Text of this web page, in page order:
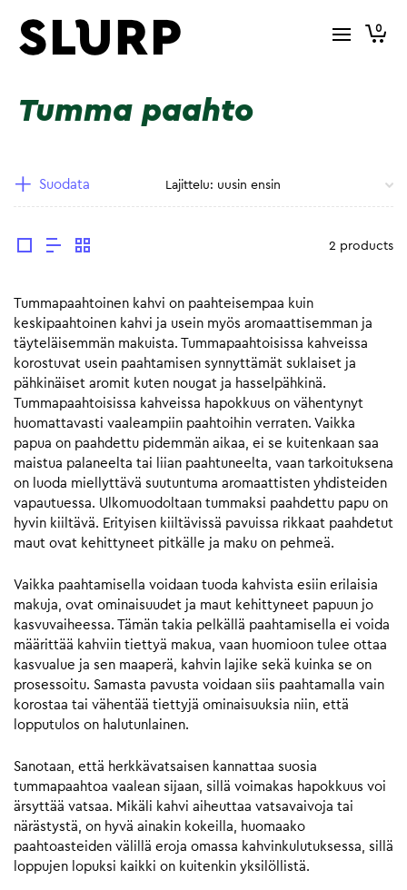
0
Tumma paahto
Suodata
2 products
Tummapaahtoinen kahvi on paahteisempaa kuin
keskipaahtoinen kahvi ja usein myös aromaattisemman ja
täyteläisemmän makuista. Tummapaahtoisissa kahveissa
korostuvat usein paahtamisen synnyttämät suklaiset ja
pähkinäiset aromit kuten nougat ja hasselpähkinä.
Tummapaahtoisissa kahveissa hapokkuus on vähentynyt
huomattavasti vaaleampiin paahtoihin verraten. Vaikka
papua on paahdettu pidemmän aikaa, ei se kuitenkaan saa
maistua palaneelta tai liian paahtuneelta, vaan tarkoituksena
on luoda miellyttävä suutuntuma aromaattisten yhdisteiden
vapautuessa. Ulkomuodoltaan tummaksi paahdettu papu on
hyvin kiiltävä. Erityisen kiiltävissä pavuissa rikkaat paahdetut
maut ovat kehittyneet pitkälle ja maku on pehmeä.
Vaikka paahtamisella voidaan tuoda kahvista esiin erilaisia
makuja, ovat ominaisuudet ja maut kehittyneet papuun jo
kasvuvaiheessa. Tämän takia pelkällä paahtamisella ei voida
määrittää kahviin tiettyä makua, vaan huomioon tulee ottaa
kasvualue ja sen maaperä, kahvin lajike sekä kuinka se on
prosessoitu. Samasta pavusta voidaan siis paahtamalla vain
korostaa tai vähentää tiettyjä ominaisuuksia niin, että
lopputulos on halutunlainen.
Sanotaan, että herkkävatsaisen kannattaa suosia
tummapaahtoa vaalean sijaan, sillä voimakas hapokkuus voi
ärsyttää vatsaa. Mikäli kahvi aiheuttaa vatsavaivoja tai
närästystä, on hyvä ainakin kokeilla, huomaako
paahtoasteiden välillä eroja omassa kahvinkulutuksessa, sillä
loppujen lopuksi kaikki on kuitenkin yksilöllistä.